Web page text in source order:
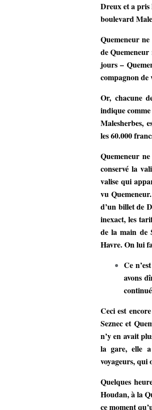
Dreux et a
boulevard
Quemeneur
de
jours –
compagnon de
Or, chacune
indique
Malesherbes,
les 60.000
Quemeneur
conservé la
valise qui
vu
d’un billet de
inexact, les
de la main de
Havre. On lui
Ce
avons
Ceci est
Seznec et
n’y en avait
la gare, elle
voyageurs, qui
Quelques
Houdan, à la
ce moment